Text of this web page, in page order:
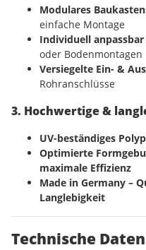
Modulares
einfache Montage
Individuell anpassbar
oder Bodenmontagen
Versiegelte Ein- &
Rohranschlüsse
3. Hochwertige &
UV-beständiges
Optimierte
maximale Effizienz
Made in Germany –
Langlebigkeit
Technische